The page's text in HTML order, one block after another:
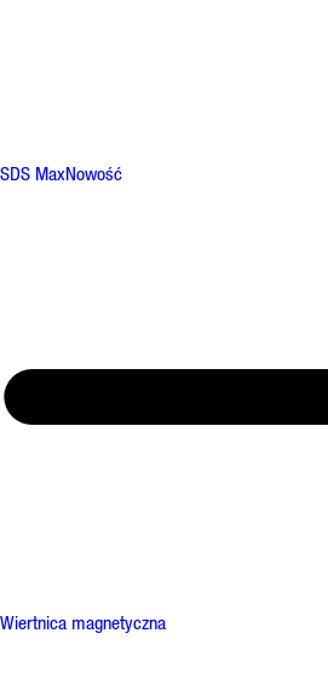
SDS MaxNowość
Wiertnica magnetyczna